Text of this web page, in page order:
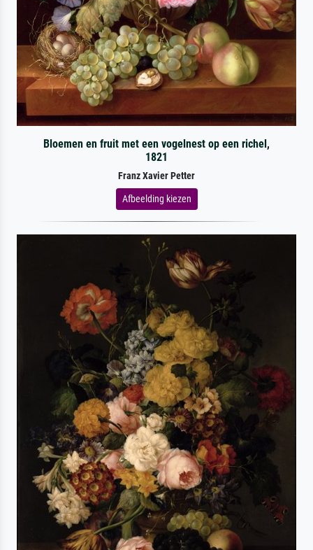
Bloemen en fruit met een vogelnest op een richel,
1821
Franz Xavier Petter
Afbeelding kiezen